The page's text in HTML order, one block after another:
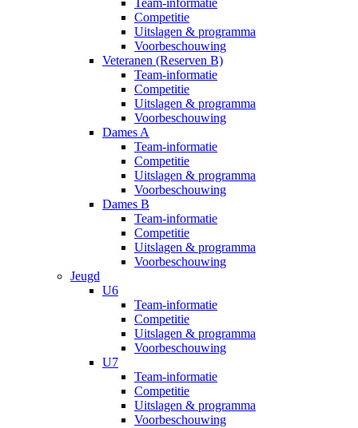
Team-informatie
Competitie
Uitslagen & programma
Voorbeschouwing
Veteranen (Reserven B)
Team-informatie
Competitie
Uitslagen & programma
Voorbeschouwing
Dames A
Team-informatie
Competitie
Uitslagen & programma
Voorbeschouwing
Dames B
Team-informatie
Competitie
Uitslagen & programma
Voorbeschouwing
Jeugd
U6
Team-informatie
Competitie
Uitslagen & programma
Voorbeschouwing
U7
Team-informatie
Competitie
Uitslagen & programma
Voorbeschouwing